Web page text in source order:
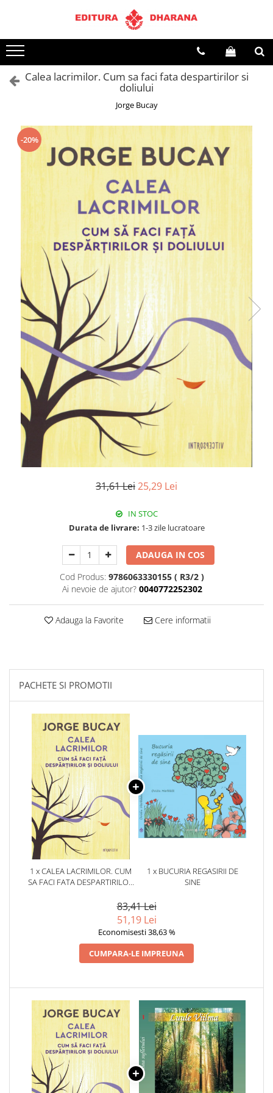
Toate Produsele
CARTI EDITURA DHARANA
OFERTE LA PACHET
Dietoterapie
Dezvoltare personala
Spiritualitate
AUDIOBOOK
Business, Economie
Carti pentru copii
Diverse
Istorie
Literatura
Psihologie
Sanatate
Sociologie
Stiinta
Calea lacrimilor. Cum sa faci fata despartirilor si
doliului
Jorge Bucay
-20%
31,61 Lei25,29 Lei
IN STOC
Durata de livrare: 1-3 zile lucratoare
ADAUGA IN COS
Cod Produs: 9786063330155 ( R3/2 )
Ai nevoie de ajutor? 0040772252302
Adauga la Favorite Cere informatii
PACHETE SI PROMOTII
1 x CALEA LACRIMILOR. CUM
SA FACI FATA DESPARTIRILOR
1 x BUCURIA REGASIRII DE
SINE
83,41 Lei
51,19 Lei
Economisesti 38,63 %
CUMPARA-LE IMPREUNA